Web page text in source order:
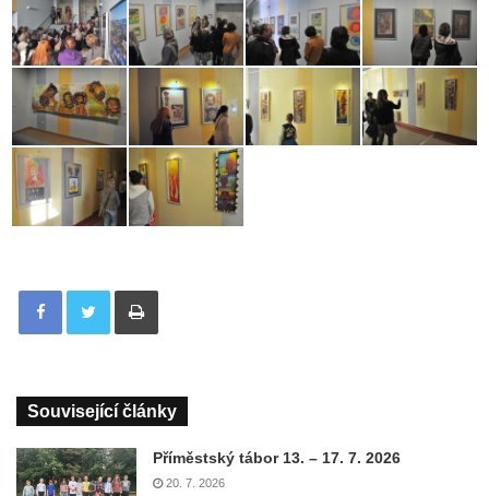
Tisknout
Související články
Příměstský tábor 13. – 17. 7. 2026
20. 7. 2026